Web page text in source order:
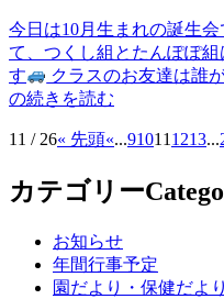
今日は10月生まれの誕生会
て、つくし組とたんぽぽ
す
クラスのお友達は誰
の続きを読む
11 / 26« 先頭«...91011 1213...
カテゴリー
お知らせ
年間行事予定
園だより・保健だよ